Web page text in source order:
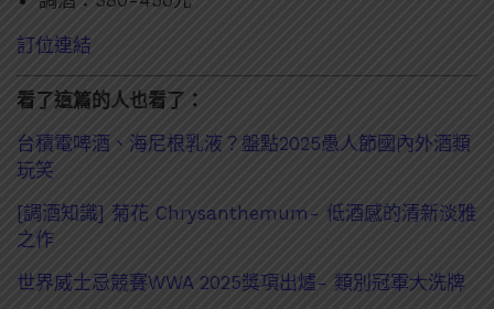
訂位連結
看了這篇的人也看了：
台積電啤酒、海尼根乳液？盤點2025愚人節國內外酒類
玩笑
[調酒知識] 菊花 Chrysanthemum- 低酒感的清新淡雅
之作
世界威士忌競賽WWA 2025獎項出爐- 類別冠軍大洗牌